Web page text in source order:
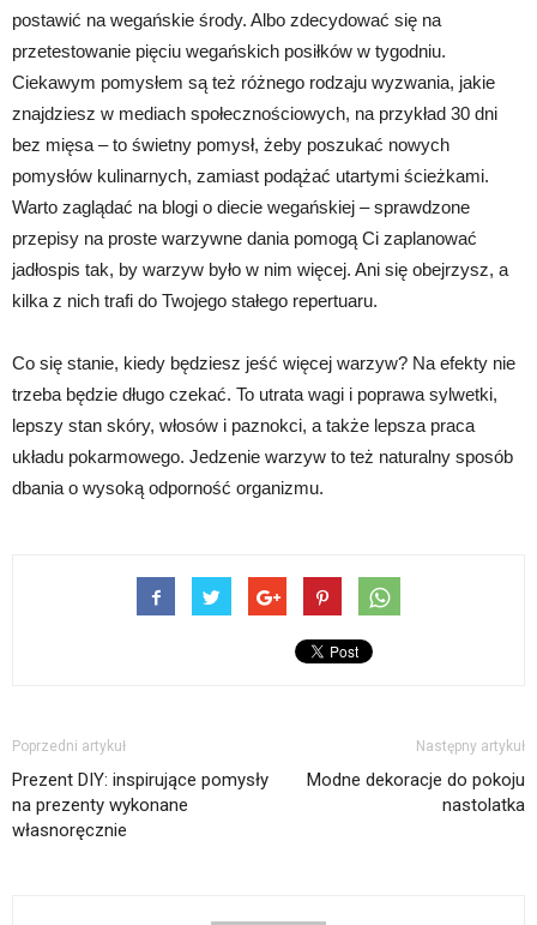
postawić na wegańskie środy. Albo zdecydować się na
przetestowanie pięciu wegańskich posiłków w tygodniu.
Ciekawym pomysłem są też różnego rodzaju wyzwania, jakie
znajdziesz w mediach społecznościowych, na przykład 30 dni
bez mięsa – to świetny pomysł, żeby poszukać nowych
pomysłów kulinarnych, zamiast podążać utartymi ścieżkami.
Warto zaglądać na blogi o diecie wegańskiej – sprawdzone
przepisy na proste warzywne dania pomogą Ci zaplanować
jadłospis tak, by warzyw było w nim więcej. Ani się obejrzysz, a
kilka z nich trafi do Twojego stałego repertuaru.
Co się stanie, kiedy będziesz jeść więcej warzyw? Na efekty nie
trzeba będzie długo czekać. To utrata wagi i poprawa sylwetki,
lepszy stan skóry, włosów i paznokci, a także lepsza praca
układu pokarmowego. Jedzenie warzyw to też naturalny sposób
dbania o wysoką odporność organizmu.
Poprzedni artykuł
Prezent DIY: inspirujące pomysły
na prezenty wykonane
własnoręcznie
Następny artykuł
Modne dekoracje do pokoju
nastolatka